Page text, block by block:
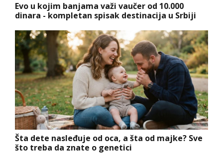
Evo u kojim banjama važi vaučer od 10.000
dinara - kompletan spisak destinacija u Srbiji
Šta dete nasleđuje od oca, a šta od majke? Sve
što treba da znate o genetici